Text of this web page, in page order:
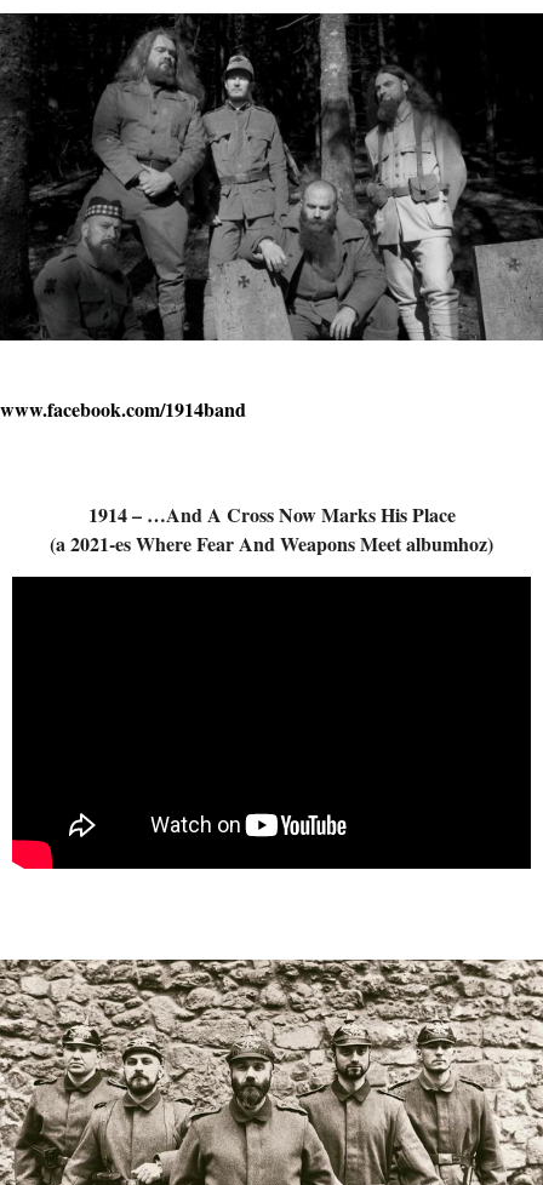
www.facebook.com/1914band
1914 – …And A Cross Now Marks His Place
(a 2021-es Where Fear And Weapons Meet albumhoz)